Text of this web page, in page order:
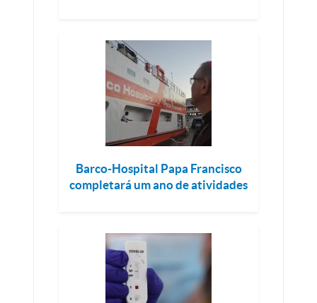
Barco-Hospital Papa Francisco
completará um ano de atividades